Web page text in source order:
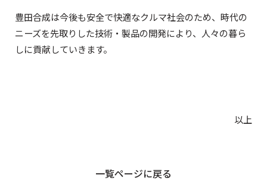
豊田合成は今後も安全で快適なクルマ社会のため、時代の
ニーズを先取りした技術・製品の開発により、人々の暮ら
しに貢献していきます。
以上
一覧ページに戻る